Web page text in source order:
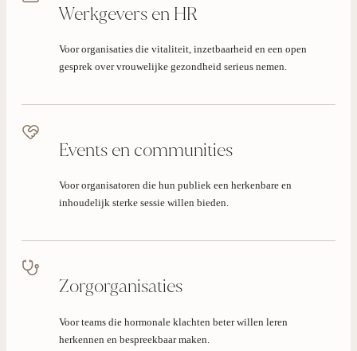
Werkgevers en HR
Voor organisaties die vitaliteit, inzetbaarheid en een open
gesprek over vrouwelijke gezondheid serieus nemen.
Events en communities
Voor organisatoren die hun publiek een herkenbare en
inhoudelijk sterke sessie willen bieden.
Zorgorganisaties
Voor teams die hormonale klachten beter willen leren
herkennen en bespreekbaar maken.